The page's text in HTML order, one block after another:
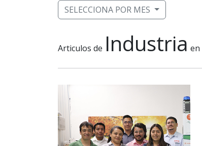
SELECCIONA POR MES
Articulos de Industria en